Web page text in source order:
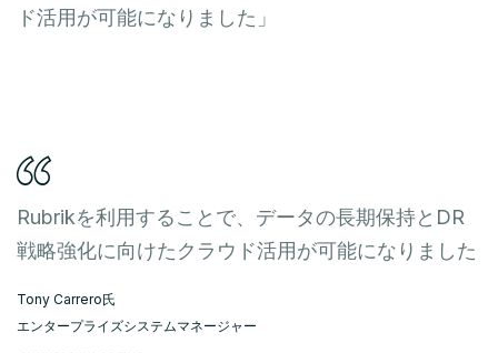
ド活用が可能になりました」
Rubrikを利用することで、データの長期保持とDR
戦略強化に向けたクラウド活用が可能になりました
Tony Carrero氏
エンタープライズシステムマネージャー